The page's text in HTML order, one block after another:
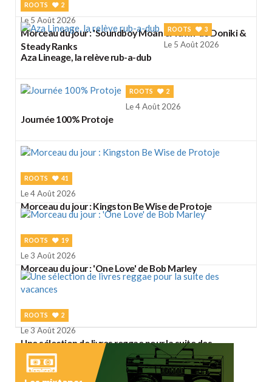
ROOTS 2
Le 5 Août 2026
Morceau du jour : 'Soundboy Moan & Yawn' de Doniki &
Steady Ranks
ROOTS 3
Le 5 Août 2026
Aza Lineage, la relève rub-a-dub
ROOTS 2
Le 4 Août 2026
Journée 100% Protoje
ROOTS 41
Le 4 Août 2026
Morceau du jour : Kingston Be Wise de Protoje
ROOTS 19
Le 3 Août 2026
Morceau du jour : 'One Love' de Bob Marley
ROOTS 2
Le 3 Août 2026
Une sélection de livres reggae pour la suite des
vacances